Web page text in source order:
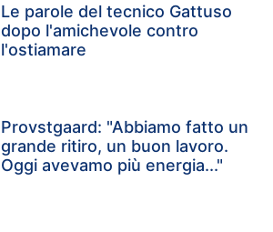
Le parole del tecnico Gattuso
dopo l'amichevole contro
l'ostiamare
Provstgaard: "Abbiamo fatto un
grande ritiro, un buon lavoro.
Oggi avevamo più energia..."